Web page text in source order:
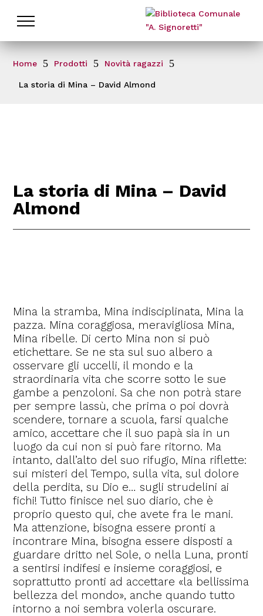
Cataloghi
La biblioteca
Novità
Home 5 Prodotti 5 Novità ragazzi 5
La storia di Mina – David Almond
La storia di Mina – David
Almond
Mina la stramba, Mina indisciplinata, Mina la
pazza. Mina coraggiosa, meravigliosa Mina,
Mina ribelle. Di certo Mina non si può
etichettare. Se ne sta sul suo albero a
osservare gli uccelli, il mondo e la
straordinaria vita che scorre sotto le sue
gambe a penzoloni. Sa che non potrà stare
per sempre lassù, che prima o poi dovrà
scendere, tornare a scuola, farsi qualche
amico, accettare che il suo papà sia in un
luogo da cui non si può fare ritorno. Ma
intanto, dall’alto del suo rifugio, Mina riflette:
sui misteri del Tempo, sulla vita, sul dolore
della perdita, su Dio e… sugli strudelini ai
fichi! Tutto finisce nel suo diario, che è
proprio questo qui, che avete fra le mani.
Ma attenzione, bisogna essere pronti a
incontrare Mina, bisogna essere disposti a
guardare dritto nel Sole, o nella Luna, pronti
a sentirsi indifesi e insieme coraggiosi, e
soprattutto pronti ad accettare «la bellissima
bellezza del mondo», anche quando tutto
intorno a noi sembra volerla oscurare.